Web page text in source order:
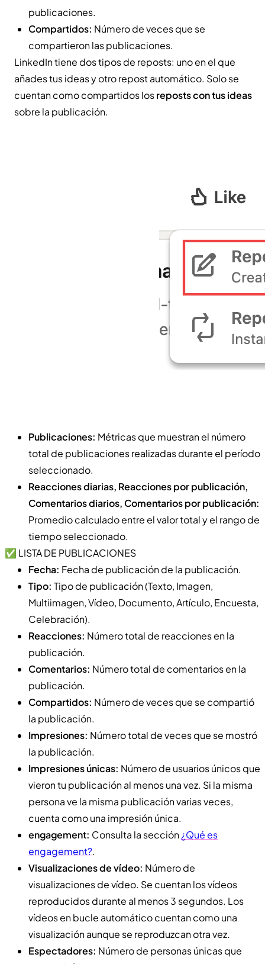
publicaciones.
Compartidos: Número de veces que se
compartieron las publicaciones.
LinkedIn tiene dos tipos de reposts: uno en el que
añades tus ideas y otro repost automático. Solo se
cuentan como compartidos losreposts con tus ideas
sobre la publicación.
Publicaciones: Métricas que muestran el número
total de publicaciones realizadas durante el período
seleccionado.
Reacciones diarias, Reacciones por publicación,
Comentarios diarios, Comentarios por publicación:
Promedio calculado entre el valor total y el rango de
tiempo seleccionado.
✅ LISTA DE PUBLICACIONES
Fecha: Fecha de publicación de la publicación.
Tipo: Tipo de publicación (Texto, Imagen,
Multiimagen, Vídeo, Documento, Artículo, Encuesta,
Celebración).
Reacciones: Número total de reacciones en la
publicación.
Comentarios: Número total de comentarios en la
publicación.
Compartidos: Número de veces que se compartió
la publicación.
Impresiones: Número total de veces que se mostró
la publicación.
Impresiones únicas: Número de usuarios únicos que
vieron tu publicación al menos una vez. Si la misma
persona ve la misma publicación varias veces,
cuenta como una impresión única.
engagement: Consulta la sección¿Qué es
engagement?.
Visualizaciones de vídeo: Número de
visualizaciones de vídeo. Se cuentan los vídeos
reproducidos durante al menos 3 segundos. Los
vídeos en bucle automático cuentan como una
visualización aunque se reproduzcan otra vez.
Espectadores: Número de personas únicas que